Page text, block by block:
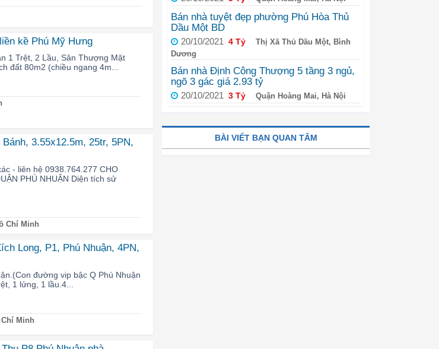
kề Phú Mỹ Hưng
1 Trệt, 2 Lầu, Sân Thượng Mặt
đất 80m2 (chiều ngang 4m...
3.55x12.5m, 25tr, 5PN,
- liên hệ 0938.764.277 CHO
PHÚ NHUẬN Diện tích sử
Chí Minh
Long, P1, Phú Nhuận, 4PN,
đường vip bậc Q Phú Nhuận
1 lửng, 1 lầu.4...
Minh
Bán nhà tuyệt đẹp phường Phú Hòa Thủ
Dầu Một BD
20/10/2021 4 Tỷ
Thị Xã Thủ Dầu Một, Bình
Dương
Bán nhà Định Công Thượng 5 tầng 3 ngủ,
ngõ 3 gác giá 2.93 tỷ
20/10/2021 3 Tỷ Quận Hoàng Mai, Hà Nội
BÀI VIẾT BẠN QUAN TÂM